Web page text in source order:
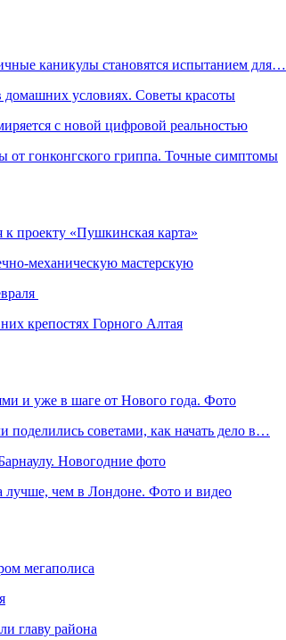
каникулы становятся испытанием для…
условиях. Советы красоты
с новой цифровой реальностью
от гонконгского гриппа. Точные симптомы
проекту «Пушкинская карта»
механическую мастерскую
крепостях Горного Алтая
и уже в шаге от Нового года. Фото
советами, как начать дело в…
Новогодние фото
лучше, чем в Лондоне. Фото и видео
мегаполиса
главу района